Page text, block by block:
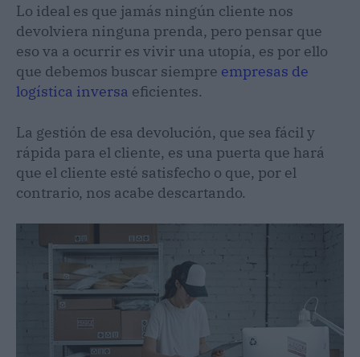
Lo ideal es que jamás ningún cliente nos
devolviera ninguna prenda, pero pensar que
eso va a ocurrir es vivir una utopía, es por ello
que debemos buscar siempre empresas de
logística inversa eficientes.
La gestión de esa devolución, que sea fácil y
rápida para el cliente, es una puerta que hará
que el cliente esté satisfecho o que, por el
contrario, nos acabe descartando.